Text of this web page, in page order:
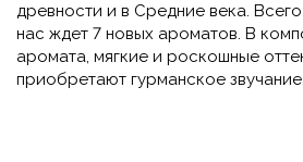
древности и в Средние века.
нас ждет 7 новых ароматов. В
аромата, мягкие и роскошные
приобретают гурманское звучание.